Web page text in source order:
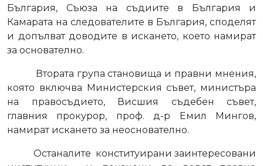
България, Съюза на съдиите в България и
Камарата на следователите в България, споделят
и допълват доводите в искането, което намират
за основателно.
Втората група становища и правни мнения,
която включва Министерския съвет, министъра
на правосъдието, Висшия съдебен съвет,
главния прокурор, проф. д-р Емил Мингов,
намират искането за неоснователно.
Останалите конституирани заинтересовани